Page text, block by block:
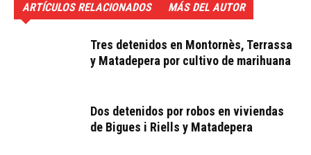
ARTÍCULOS RELACIONADOS MÁS DEL AUTOR
Tres detenidos en Montornès, Terrassa
y Matadepera por cultivo de marihuana
Dos detenidos por robos en viviendas
de Bigues i Riells y Matadepera